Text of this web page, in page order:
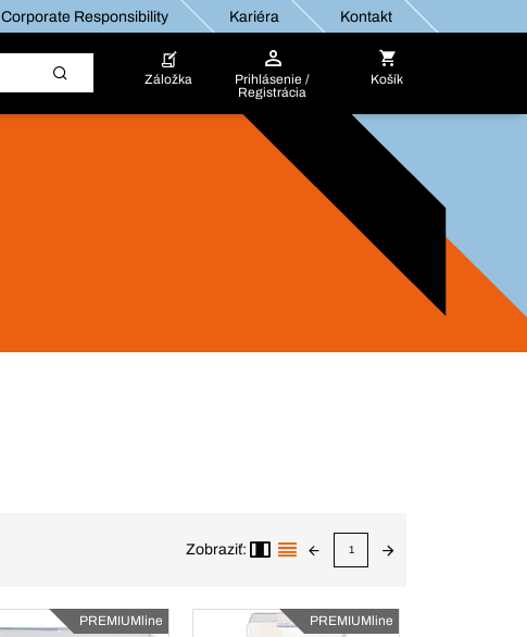
Corporate Responsibility Kariéra Kontakt
Záložka
Prihlásenie /
Registrácia
Košík
Zobraziť: 1
PREMIUMline PREMIUMline